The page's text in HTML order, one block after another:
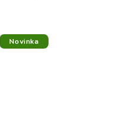
Novinka